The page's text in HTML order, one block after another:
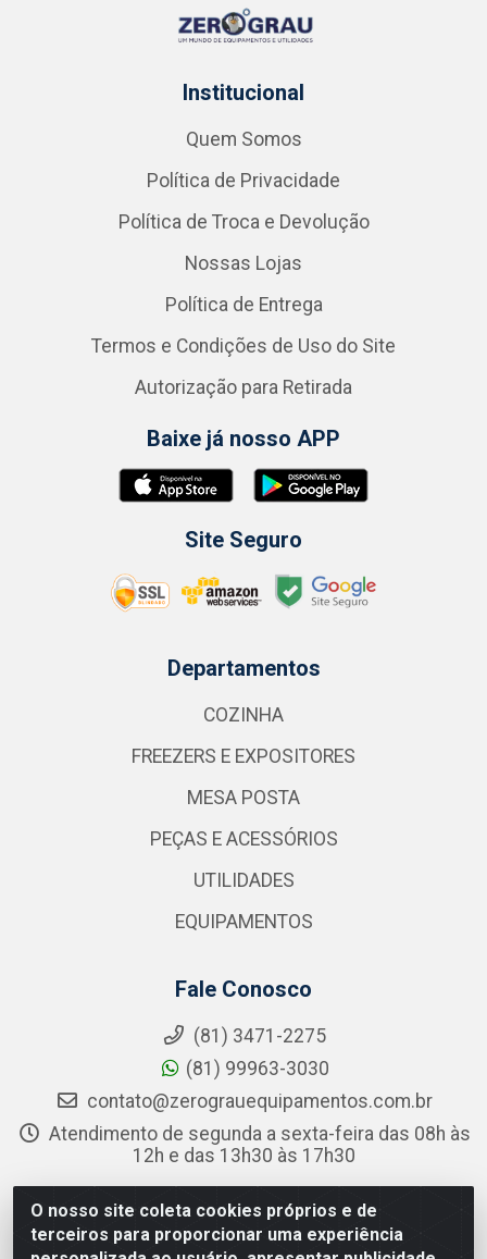
O nosso site coleta cookies próprios e de
terceiros para proporcionar uma experiência
Institucional
Quem Somos
Política de Privacidade
Política de Troca e Devolução
Nossas Lojas
Política de Entrega
Termos e Condições de Uso do Site
Autorização para Retirada
Baixe já nosso APP
Site Seguro
Departamentos
COZINHA
FREEZERS E EXPOSITORES
MESA POSTA
PEÇAS E ACESSÓRIOS
UTILIDADES
EQUIPAMENTOS
Fale Conosco
(81) 3471-2275
(81) 99963-3030
contato@zerograuequipamentos.com.br
Atendimento de segunda a sexta-feira das 08h às
12h e das 13h30 às 17h30
Redes Sociais
Instagram